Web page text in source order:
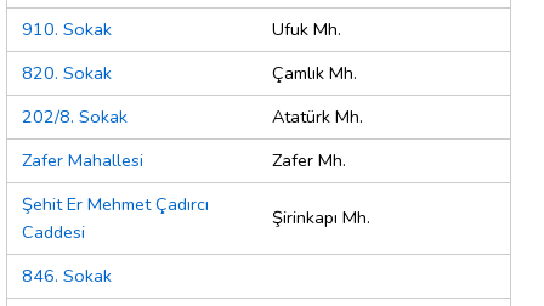
910. Sokak
Ufuk Mh.
820. Sokak
Çamlık Mh.
202/8. Sokak
Atatürk Mh.
Zafer Mahallesi
Zafer Mh.
Şehit Er Mehmet Çadırcı
Caddesi
Şirinkapı Mh.
846. Sokak